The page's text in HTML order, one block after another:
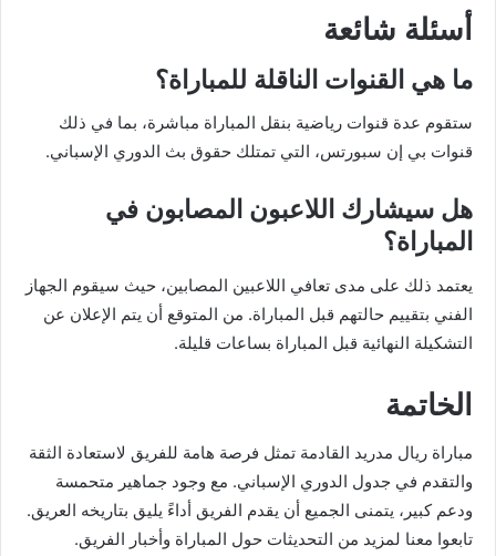
أسئلة شائعة
ما هي القنوات الناقلة للمباراة؟
ستقوم عدة قنوات رياضية بنقل المباراة مباشرة، بما في ذلك
قنوات بي إن سبورتس، التي تمتلك حقوق بث الدوري الإسباني.
هل سيشارك اللاعبون المصابون في
المباراة؟
يعتمد ذلك على مدى تعافي اللاعبين المصابين، حيث سيقوم الجهاز
الفني بتقييم حالتهم قبل المباراة. من المتوقع أن يتم الإعلان عن
التشكيلة النهائية قبل المباراة بساعات قليلة.
الخاتمة
مباراة ريال مدريد القادمة تمثل فرصة هامة للفريق لاستعادة الثقة
والتقدم في جدول الدوري الإسباني. مع وجود جماهير متحمسة
ودعم كبير، يتمنى الجميع أن يقدم الفريق أداءً يليق بتاريخه العريق.
تابعوا معنا لمزيد من التحديثات حول المباراة وأخبار الفريق.